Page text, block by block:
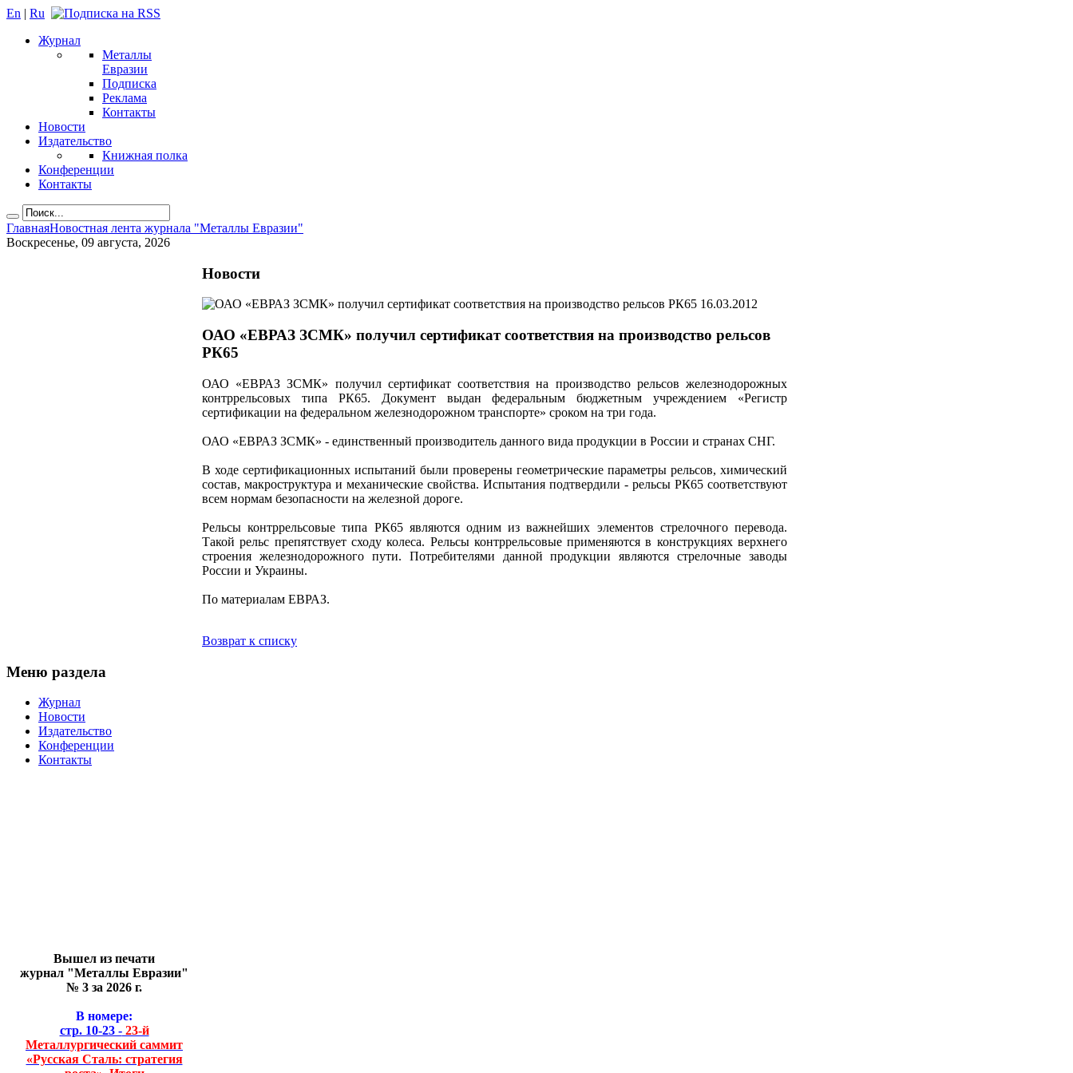
En | Ru
Журнал
Металлы
Евразии
Подписка
Реклама
Контакты
Новости
Издательство
Книжная полка
Конференции
Контакты
ГлавнаяНовостная лента журнала "Металлы Евразии"
Воскресенье, 09 августа, 2026
Новости
16.03.2012
ОАО «ЕВРАЗ ЗСМК» получил сертификат соответствия на производство рельсов
РК65
ОАО «ЕВРАЗ ЗСМК» получил сертификат соответствия на производство рельсов железнодорожных
контррельсовых типа РК65. Документ выдан федеральным бюджетным учреждением «Регистр
сертификации на федеральном железнодорожном транспорте» сроком на три года.
ОАО «ЕВРАЗ ЗСМК» - единственный производитель данного вида продукции в России и странах СНГ.
В ходе сертификационных испытаний были проверены геометрические параметры рельсов, химический
состав, макроструктура и механические свойства. Испытания подтвердили - рельсы РК65 соответствуют
всем нормам безопасности на железной дороге.
Рельсы контррельсовые типа РК65 являются одним из важнейших элементов стрелочного перевода.
Такой рельс препятствует сходу колеса. Рельсы контррельсовые применяются в конструкциях верхнего
строения железнодорожного пути. Потребителями данной продукции являются стрелочные заводы
России и Украины.
По материалам ЕВРАЗ.
Возврат к списку
Меню раздела
Журнал
Новости
Издательство
Конференции
Контакты
Вышел из печати
журнал "Металлы Евразии"
№ 3 за 2026 г.
В номере:
стр. 10-23 -23-й
Металлургический саммит
«Русская Сталь: стратегия